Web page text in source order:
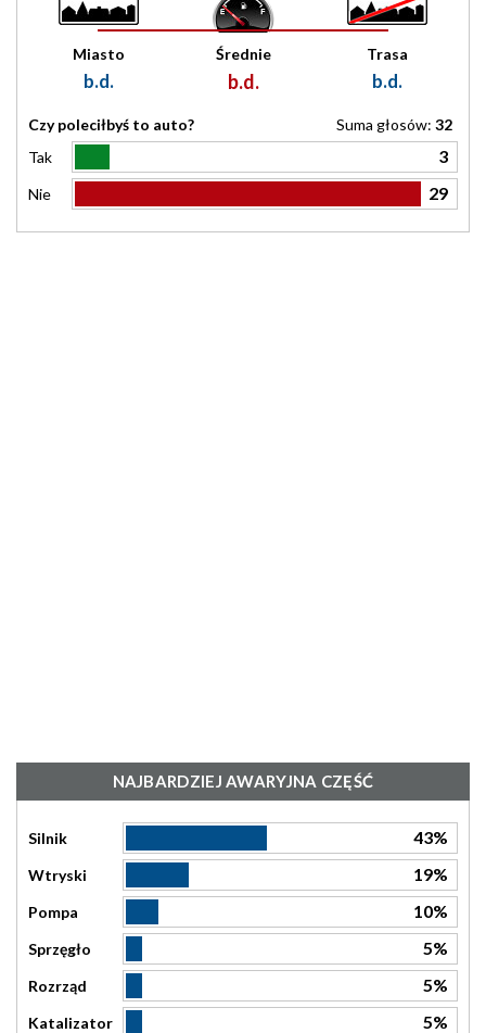
Miasto
b.d.
Średnie
b.d.
Trasa
b.d.
Czy poleciłbyś to auto? Suma głosów: 32
Tak
3
Nie 29
NAJBARDZIEJ AWARYJNA CZĘŚĆ
Silnik 43%
Wtryski 19%
Pompa 10%
Sprzęgło 5%
Rozrząd 5%
Katalizator 5%